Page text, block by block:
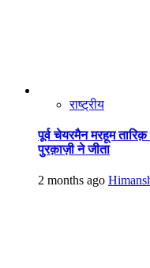
राष्ट्रीय
पूर्व चेयरमैन मरहूम
पुरक़ाज़ी ने जीता
2 months ago